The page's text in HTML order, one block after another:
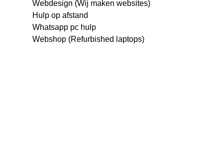
Webdesign (Wij maken websites)
Hulp op afstand
Whatsapp pc hulp
Webshop (Refurbished laptops)